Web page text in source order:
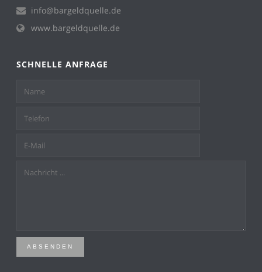
info@bargeldquelle.de
www.bargeldquelle.de
SCHNELLE ANFRAGE
ABSENDEN